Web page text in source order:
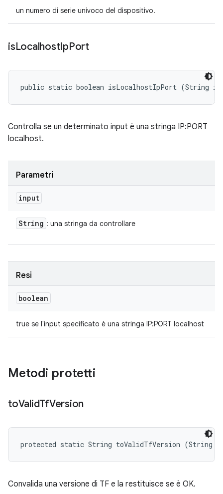
un numero di serie univoco del dispositivo.
isLocalhostIpPort
public static boolean isLocalhostIpPort (String
Controlla se un determinato input è una stringa IP:PORT
localhost.
Parametri
input
String : una stringa da controllare
Resi
boolean
true se l'input specificato è una stringa IP:PORT localhost
Metodi protetti
toValidTfVersion
protected static String toValidTfVersion (String
Convalida una versione di TF e la restituisce se è OK.